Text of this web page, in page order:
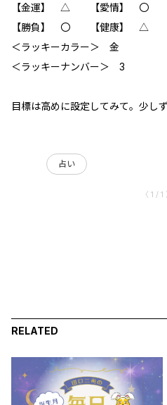
【金運】 △ 【愛情】 〇
【勝負】 〇 【健康】 △
＜ラッキーカラー＞ 金
＜ラッキーナンバー＞ 3
目標は高めに設定してみて。少し
占い
〈 1 / 1
RELATED